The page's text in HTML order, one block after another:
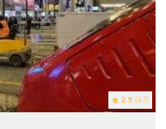
2.9 (67)